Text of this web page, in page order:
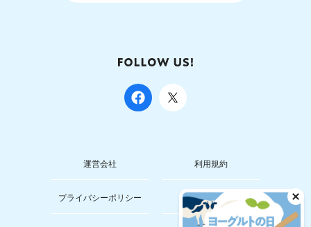
運営会社 利用規約
プライバシーポリシー お問い合わせ